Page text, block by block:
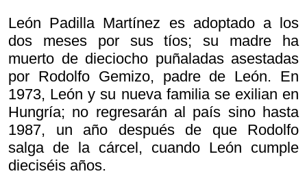
León Padilla Martínez es adoptado a los
dos meses por sus tíos; su madre ha
muerto de dieciocho puñaladas asestadas
por Rodolfo Gemizo, padre de León. En
1973, León y su nueva familia se exilian en
Hungría; no regresarán al país sino hasta
1987, un año después de que Rodolfo
salga de la cárcel, cuando León cumple
dieciséis años.